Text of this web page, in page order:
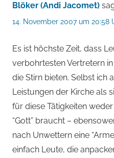
Blöker (Andi Jacomet)
14. November 2007 um 20:58
Es ist höchste Zeit, dass
verbohrtesten Vertretern
die Stirn bieten. Selbst ich
Leistungen der Kirche als
für diese Tätigkeiten
“Gott” braucht –
nach Unwettern eine
einfach Leute, die